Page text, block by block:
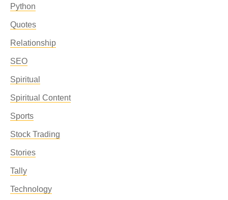
Python
Quotes
Relationship
SEO
Spiritual
Spiritual Content
Sports
Stock Trading
Stories
Tally
Technology